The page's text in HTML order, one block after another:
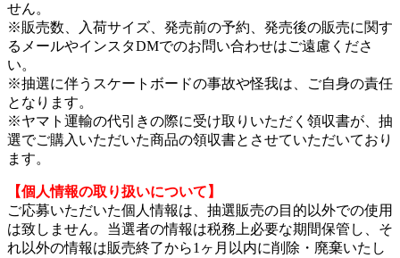
せん。
※販売数、入荷サイズ、発売前の予約、発売後の販売に関す
るメールやインスタDMでのお問い合わせはご遠慮くださ
い。
※抽選に伴うスケートボードの事故や怪我は、ご自身の責任
となります。
※ヤマト運輸の代引きの際に受け取りいただく領収書が、抽
選でご購入いただいた商品の領収書とさせていただいており
ます。
【個人情報の取り扱いについて】
ご応募いただいた個人情報は、抽選販売の目的以外での使用
は致しません。当選者の情報は税務上必要な期間保管し、そ
れ以外の情報は販売終了から1ヶ月以内に削除・廃棄いたし